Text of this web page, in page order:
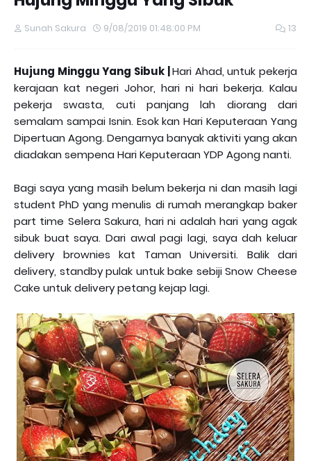
Sunah Sakura 9/08/2019 01:48:00 PM 13
Hujung Minggu Yang Sibuk |Hari Ahad, untuk pekerja
kerajaan kat negeri Johor, hari ni hari bekerja. Kalau
pekerja swasta, cuti panjang lah diorang dari
semalam sampai Isnin. Esok kan Hari Keputeraan Yang
Dipertuan Agong. Dengarnya banyak aktiviti yang akan
diadakan sempena Hari Keputeraan YDP Agong nanti.
Bagi saya yang masih belum bekerja ni dan masih lagi
student PhD yang menulis di rumah merangkap baker
part time Selera Sakura, hari ni adalah hari yang agak
sibuk buat saya. Dari awal pagi lagi, saya dah keluar
delivery brownies kat Taman Universiti. Balik dari
delivery, standby pulak untuk bake sebiji Snow Cheese
Cake untuk delivery petang kejap lagi.